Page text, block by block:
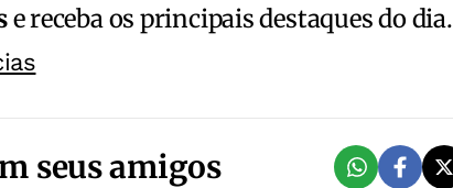
e receba os principais destaques do dia.
seus amigos